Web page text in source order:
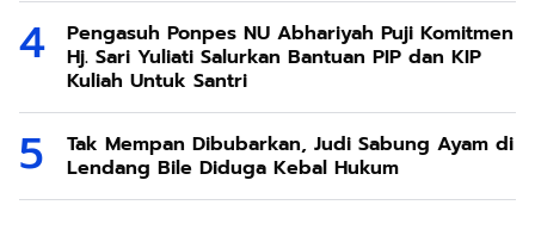
Pengasuh Ponpes NU Abhariyah Puji Komitmen
Hj. Sari Yuliati Salurkan Bantuan PIP dan KIP
Kuliah Untuk Santri
Tak Mempan Dibubarkan, Judi Sabung Ayam di
Lendang Bile Diduga Kebal Hukum